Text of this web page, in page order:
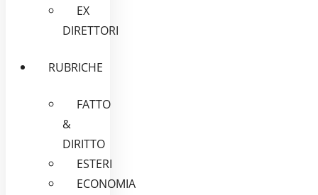
EX
DIRETTORI
RUBRICHE
FATTO
&
DIRITTO
ESTERI
ECONOMIA